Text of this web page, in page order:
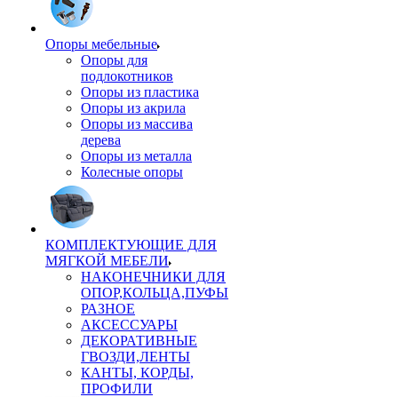
Опоры мебельные
Опоры для
подлокотников
Опоры из пластика
Опоры из акрила
Опоры из массива
дерева
Опоры из металла
Колесные опоры
КОМПЛЕКТУЮЩИЕ ДЛЯ
МЯГКОЙ МЕБЕЛИ
НАКОНЕЧНИКИ ДЛЯ
ОПОР,КОЛЬЦА,ПУФЫ
РАЗНОЕ
АКСЕССУАРЫ
ДЕКОРАТИВНЫЕ
ГВОЗДИ,ЛЕНТЫ
КАНТЫ, КОРДЫ,
ПРОФИЛИ